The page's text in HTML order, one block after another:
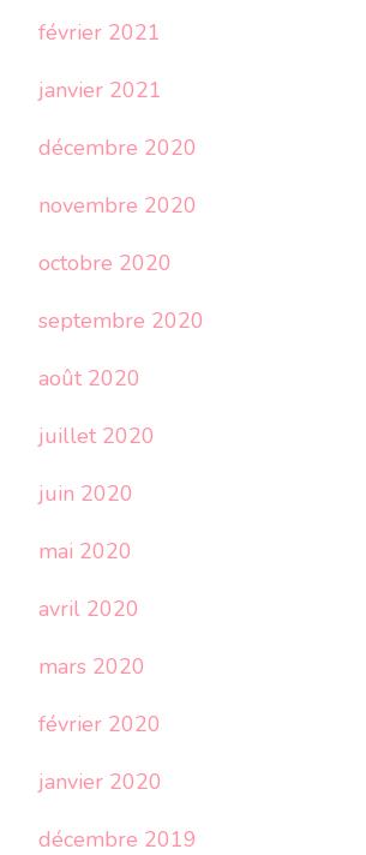
février 2021
janvier 2021
décembre 2020
novembre 2020
octobre 2020
septembre 2020
août 2020
juillet 2020
juin 2020
mai 2020
avril 2020
mars 2020
février 2020
janvier 2020
décembre 2019